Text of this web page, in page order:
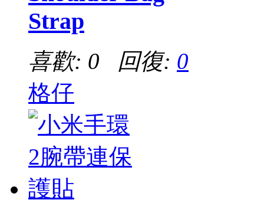
Strap
喜歡: 0 回復: 0
格仔